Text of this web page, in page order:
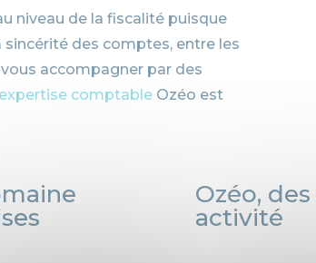
niveau de la fiscalité puisque
des comptes, entre les
accompagner par des
comptable Ozéo est
Ozéo,
activité